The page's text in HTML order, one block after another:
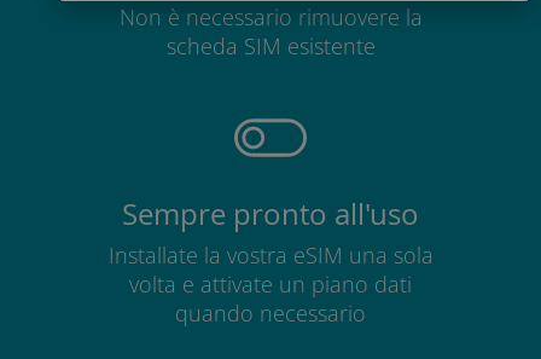
Non è necessario rimuovere la
scheda SIM esistente
Sempre pronto all'uso
Installate la vostra eSIM una sola
volta e attivate un piano dati
quando necessario